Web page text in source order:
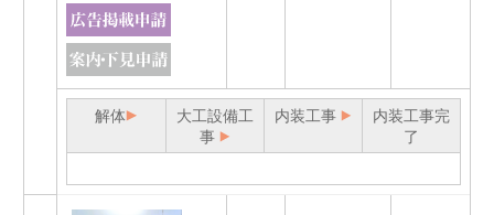
解体
大工設備工
事
内装工事
内装工事完
了